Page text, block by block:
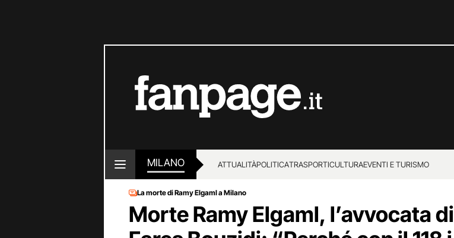
MILANO ATTUALITÀPOLITICATRASPORTICULTURAEVENTI E TURISMO
La morte di Ramy Elgaml a Milano
Morte Ramy Elgaml, l’avvocata di